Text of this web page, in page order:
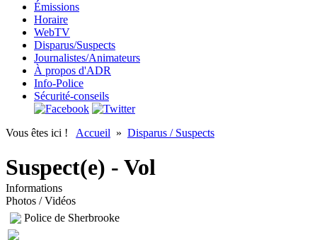
Émissions
Horaire
WebTV
Disparus/Suspects
Journalistes/Animateurs
À propos d'ADR
Info-Police
Sécurité-conseils
Vous êtes ici ! Accueil » Disparus / Suspects
Suspect(e) - Vol
Informations
Photos / Vidéos
Police de Sherbrooke